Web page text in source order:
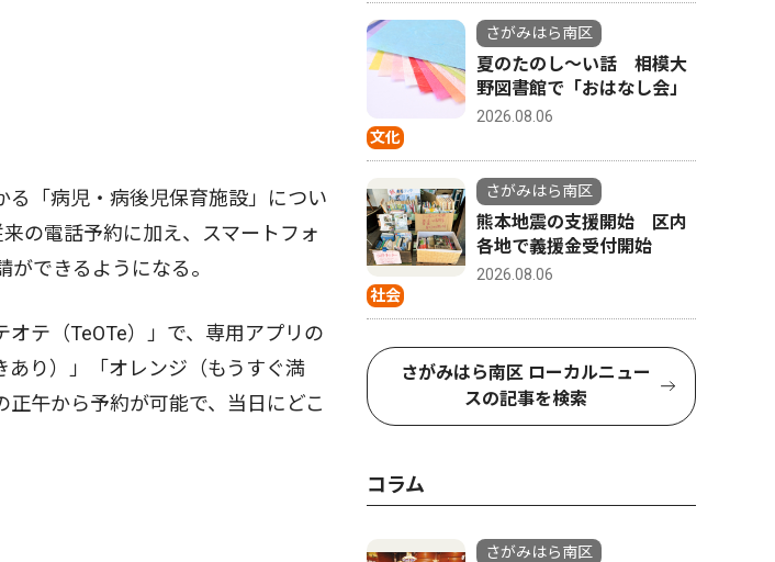
「病児・病後児保育施設」につい
の電話予約に加え、スマートフォ
できるようになる。
テ（TeOTe）」で、専用アプリの
り）」「オレンジ（もうすぐ満
午から予約が可能で、当日にどこ
文化
さがみはら南区
夏のたのし〜い話 相模大
野図書館で「おはなし会」
2026.08.06
社会
さがみはら南区
熊本地震の支援開始 区内
各地で義援金受付開始
2026.08.06
さがみはら南区 ローカルニュー
スの記事を検索
コラム
さがみはら南区